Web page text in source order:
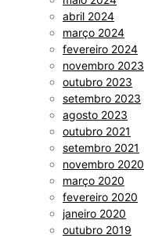
abril 2024
março 2024
fevereiro 2024
novembro 2023
outubro 2023
setembro 2023
agosto 2023
outubro 2021
setembro 2021
novembro 2020
março 2020
fevereiro 2020
janeiro 2020
outubro 2019